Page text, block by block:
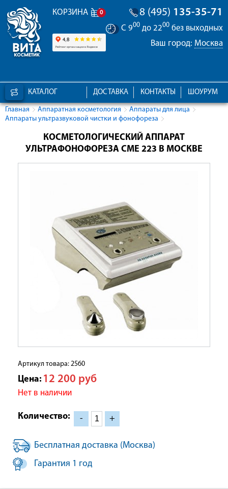
КОРЗИНА 0 8 (495) 135-35-71
С 900 до 2200 без выходных
Ваш город: Москва
КАТАЛОГ ШОУРУМ
КОНТАКТЫ
ДОСТАВКА
Главная Аппаратная косметология
Аппараты для лица
Аппараты ультразвуковой чистки и фонофореза
КОСМЕТОЛОГИЧЕСКИЙ АППАРАТ
УЛЬТРАФОНОФОРЕЗА СМЕ 223 В МОСКВЕ
Артикул товара: 2560
Цена: 12 200 руб
Нет в наличии
Количество: - +
Бесплатная доставка (Москва)
Гарантия 1 год